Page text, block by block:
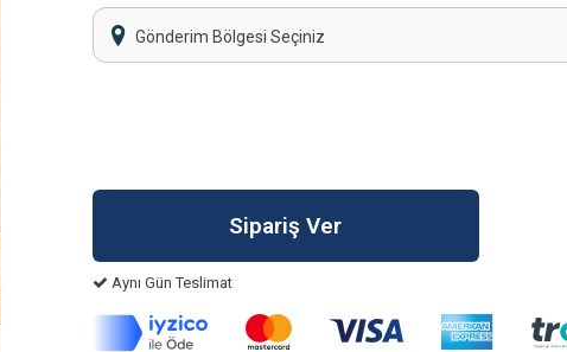
Gönderim Bölgesi Seçiniz
Aynı Gün Teslimat